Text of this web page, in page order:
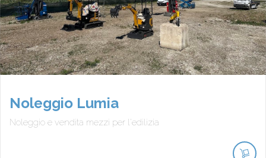
Noleggio Lumia
Noleggio e vendita mezzi per l'edilizia